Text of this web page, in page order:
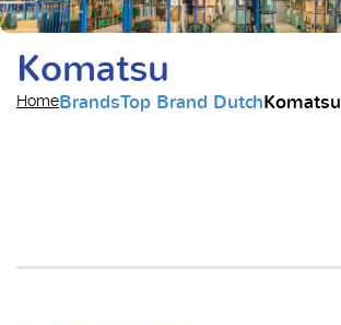
Komatsu
HomeBrandsTop Brand DutchKomatsu